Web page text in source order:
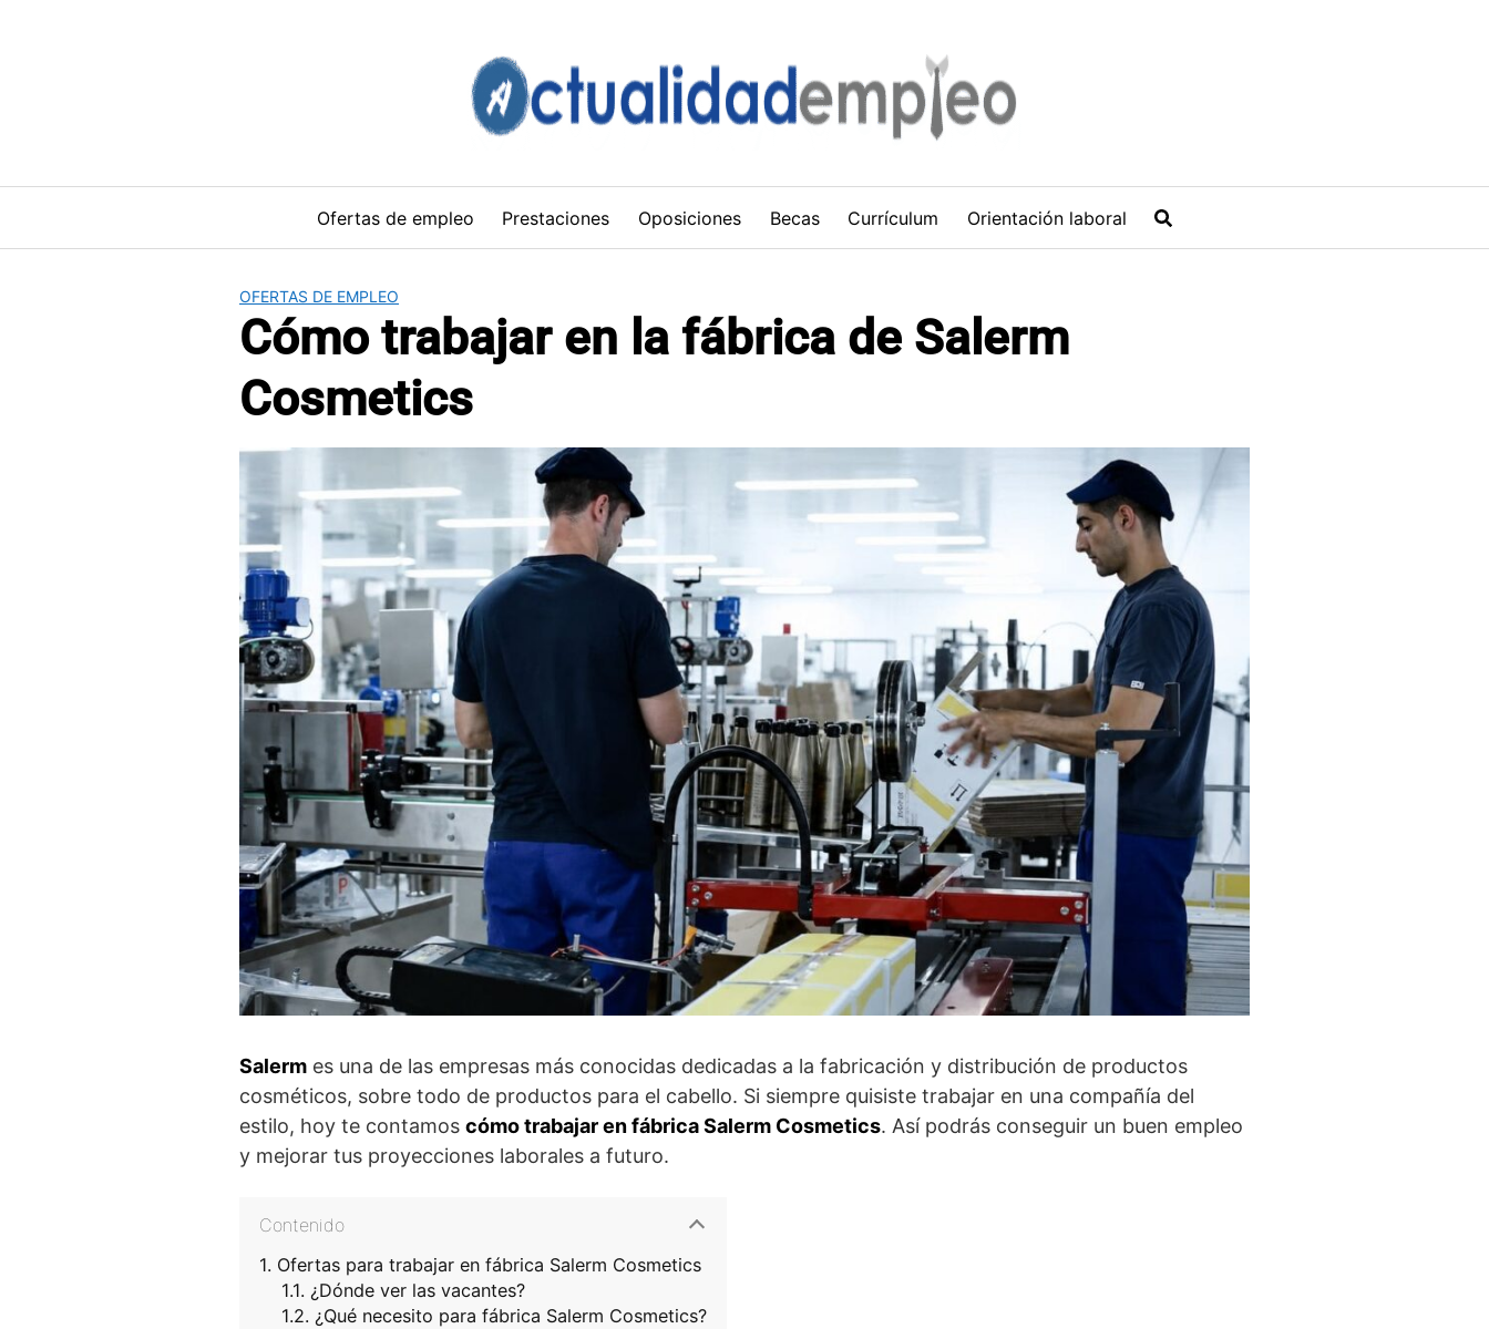
Ofertas de empleo Prestaciones Oposiciones Becas Currículum Orientación laboral
OFERTAS DE EMPLEO
Cómo trabajar en la fábrica de Salerm
Cosmetics
Salerm es una de las empresas más conocidas dedicadas a la fabricación y distribución de productos
cosméticos, sobre todo de productos para el cabello. Si siempre quisiste trabajar en una compañía del
estilo, hoy te contamos cómo trabajar en fábrica Salerm Cosmetics. Así podrás conseguir un buen empleo
y mejorar tus proyecciones laborales a futuro.
Contenido
Ofertas para trabajar en fábrica Salerm Cosmetics
¿Dónde ver las vacantes?
¿Qué necesito para fábrica Salerm Cosmetics?